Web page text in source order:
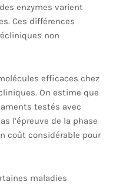
enzymes varient
Ces différences
non
efficaces chez
On estime que
testés avec
l’épreuve de la phase
coût considérable pour
maladies